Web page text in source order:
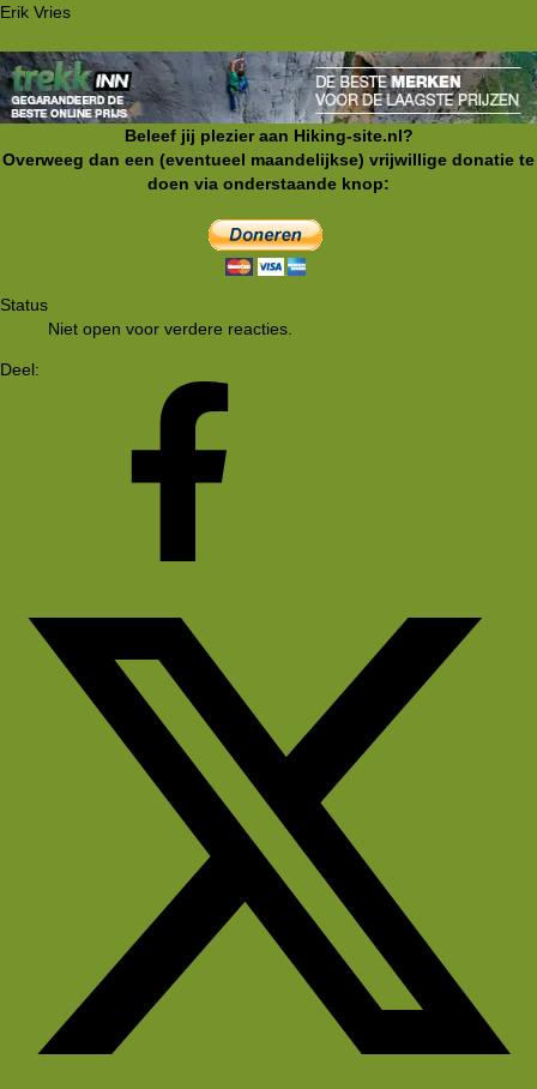
Erik Vries
Beleef jij plezier aan Hiking-site.nl?
Overweeg dan een (eventueel maandelijkse) vrijwillige donatie te
doen via onderstaande knop:
Status
Niet open voor verdere reacties.
Deel: